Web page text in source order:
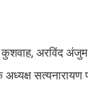
कुशवाह, अरविंद